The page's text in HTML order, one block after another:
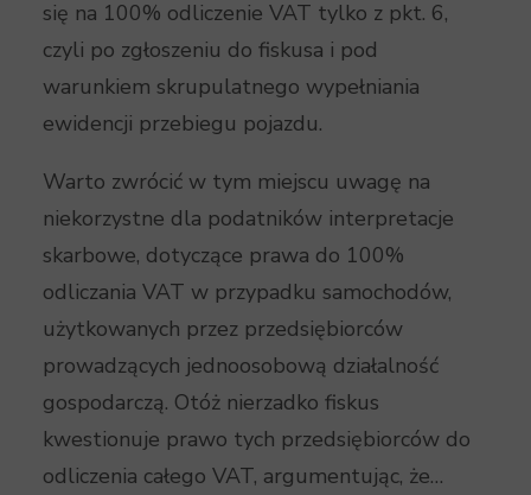
się na 100% odliczenie VAT tylko z pkt. 6,
czyli po zgłoszeniu do fiskusa i pod
warunkiem skrupulatnego wypełniania
ewidencji przebiegu pojazdu.
Warto zwrócić w tym miejscu uwagę na
niekorzystne dla podatników interpretacje
skarbowe, dotyczące prawa do 100%
odliczania VAT w przypadku samochodów,
użytkowanych przez przedsiębiorców
prowadzących jednoosobową działalność
gospodarczą. Otóż nierzadko fiskus
kwestionuje prawo tych przedsiębiorców do
odliczenia całego VAT, argumentując, że…